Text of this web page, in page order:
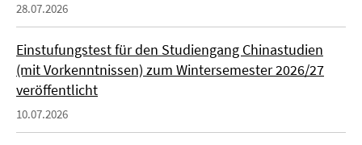
28.07.2026
Einstufungstest für den Studiengang Chinastudien
(mit Vorkenntnissen) zum Wintersemester 2026/27
veröffentlicht
10.07.2026